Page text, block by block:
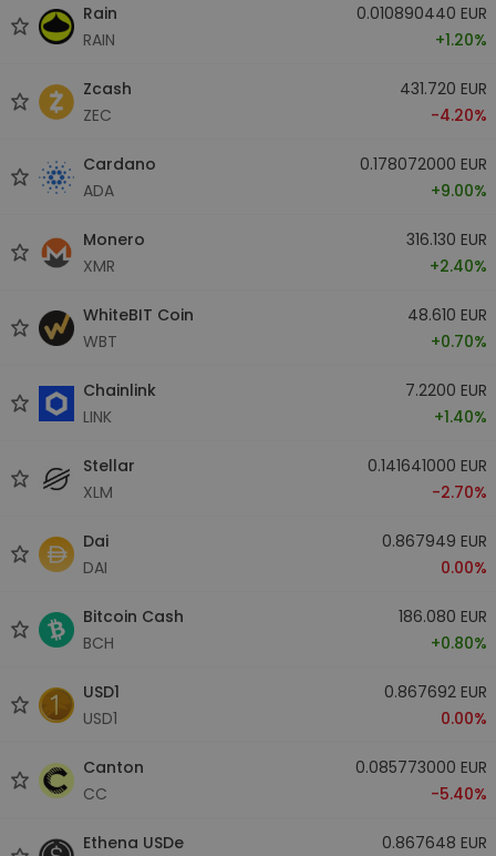
Rain
RAIN
0.010890440 EUR
+1.20%
Zcash
ZEC
431.720 EUR
-4.20%
Cardano
ADA
0.178072000 EUR
+9.00%
Monero
XMR
316.130 EUR
+2.40%
WhiteBIT Coin
WBT
48.610 EUR
+0.70%
Chainlink
LINK
7.2200 EUR
+1.40%
Stellar
XLM
0.141641000 EUR
-2.70%
Dai
DAI
0.867949 EUR
0.00%
Bitcoin Cash
BCH
186.080 EUR
+0.80%
USD1
USD1
0.867692 EUR
0.00%
Canton
CC
0.085773000 EUR
-5.40%
Ethena USDe
0.867648 EUR